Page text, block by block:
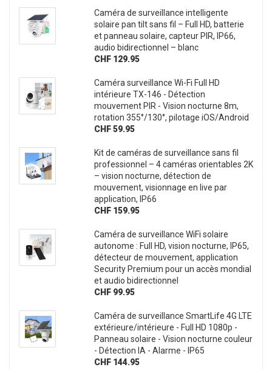
Caméra de surveillance intelligente
solaire pan tilt sans fil – Full HD, batterie
et panneau solaire, capteur PIR, IP66,
audio bidirectionnel – blanc
CHF 129.95
Caméra surveillance Wi-Fi Full HD
intérieure TX-146 - Détection
mouvement PIR - Vision nocturne 8m,
rotation 355°/130°, pilotage iOS/Android
CHF 59.95
Kit de caméras de surveillance sans fil
professionnel – 4 caméras orientables 2K
– vision nocturne, détection de
mouvement, visionnage en live par
application, IP66
CHF 159.95
Caméra de surveillance WiFi solaire
autonome : Full HD, vision nocturne, IP65,
détecteur de mouvement, application
Security Premium pour un accès mondial
et audio bidirectionnel
CHF 99.95
Caméra de surveillance SmartLife 4G LTE
extérieure/intérieure - Full HD 1080p -
Panneau solaire - Vision nocturne couleur
- Détection IA - Alarme - IP65
CHF 144.95